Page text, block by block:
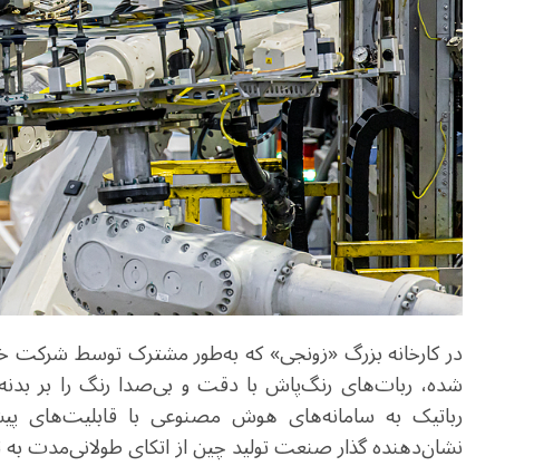
شده، ربات‌های رنگ‌پاش با دقت و بی‌صدا رنگ را بر بدنه
رباتیک به سامانه‌های هوش مصنوعی با قابلیت‌های
نشان‌دهنده گذار صنعت تولید چین از اتکای طولانی‌مدت